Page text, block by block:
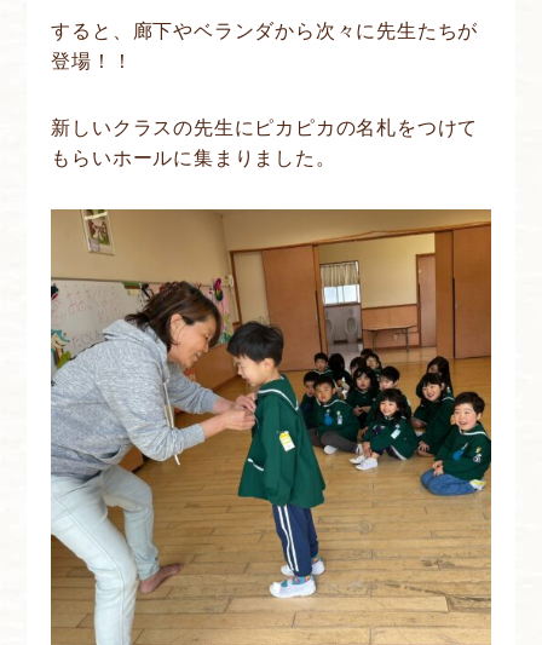
すると、廊下やベランダから次々に先生たちが
登場！！
新しいクラスの先生にピカピカの名札をつけて
もらいホールに集まりました。